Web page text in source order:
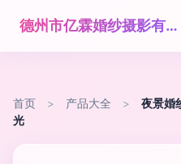
德州市亿霖婚纱摄影有限公司
首页 > 产品大全 >
夜景婚
光